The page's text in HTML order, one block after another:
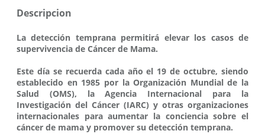
Descripcion
La detección temprana permitirá elevar los casos de
supervivencia de Cáncer de Mama.
Este día se recuerda cada año el 19 de octubre, siendo
establecido en 1985 por la Organización Mundial de la
Salud (OMS), la Agencia Internacional para la
Investigación del Cáncer (IARC) y otras organizaciones
internacionales para aumentar la conciencia sobre el
cáncer de mama y promover su detección temprana.